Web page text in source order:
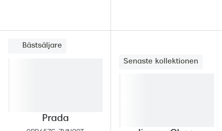
Bästsäljare
Prada
Senaste kollektionen